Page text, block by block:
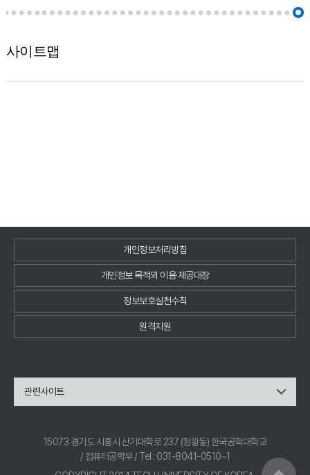
사이트맵
개인정보처리방침
개인정보 목적외 이용·제공대장
정보보호실천수칙
원격지원
관련사이트
15073 경기도 시흥시 산기대학로 237 (정왕동) 한국공학대학교
/ 컴퓨터공학부 / Tel : 031-8041-0510~1